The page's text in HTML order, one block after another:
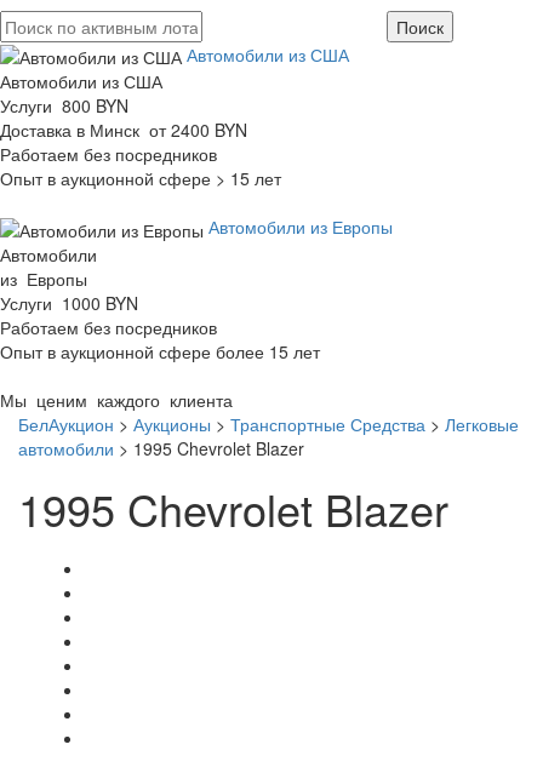
Автомобили из США
Автомобили из США
Услуги 800 BYN
Доставка в Минск от 2400 BYN
Работаем без посредников
Опыт в аукционной сфере > 15 лет
Автомобили из Европы
Автомобили
из Европы
Услуги 1000 BYN
Работаем без посредников
Опыт в аукционной сфере более 15 лет
Мы ценим каждого клиента
БелАукцион > Аукционы > Транспортные Средства > Легковые
автомобили > 1995 Chevrolet Blazer
1995 Chevrolet Blazer